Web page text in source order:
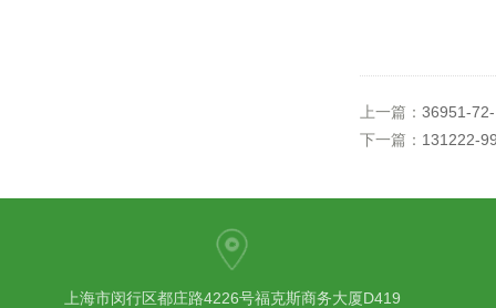
上一篇： 36951-
下一篇： 131222-
上海市闵行区都庄路4226号福克斯商务大厦D419